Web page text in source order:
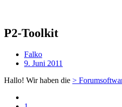
P2-Toolkit
Falko
9. Juni 2011
Hallo! Wir haben die >